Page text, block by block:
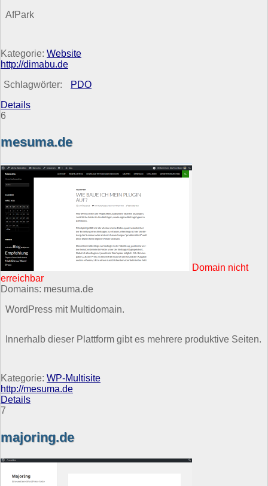
AfPark
Kategorie: Website
http://dimabu.de
Schlagwörter:
PDO
Details
6
mesuma.de
Domain nicht
erreichbar
Domains: mesuma.de
WordPress mit Multidomain.
Innerhalb dieser Plattform gibt es mehrere produktive Seiten.
Kategorie: WP-Multisite
http://mesuma.de
Details
7
majoring.de